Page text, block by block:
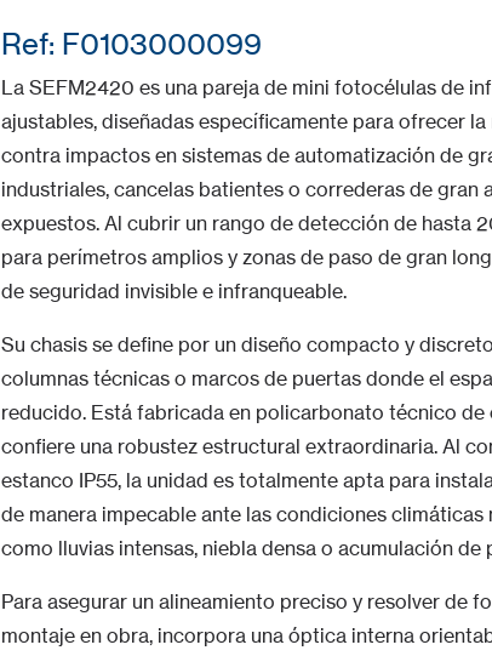
Ref: F0103000099
La SEFM2420 es una pareja de mini fotocélulas de
ajustables, diseñadas específicamente para ofrecer
contra impactos en sistemas de automatización de
industriales, cancelas batientes o correderas de gran
expuestos. Al cubrir un rango de detección de hasta
para perímetros amplios y zonas de paso de gran
de seguridad invisible e infranqueable.
Su chasis se define por un diseño compacto y
columnas técnicas o marcos de puertas donde el
reducido. Está fabricada en policarbonato técnico de
confiere una robustez estructural extraordinaria. Al
estanco IP55, la unidad es totalmente apta para
de manera impecable ante las condiciones
como lluvias intensas, niebla densa o acumulación de
Para asegurar un alineamiento preciso y resolver de
montaje en obra, incorpora una óptica interna